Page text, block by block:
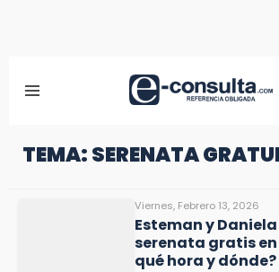
TEMA: SERENATA
Viernes, Febrero 13, 2026
Esteman y
serenata gratis en
qué hora y dónde?